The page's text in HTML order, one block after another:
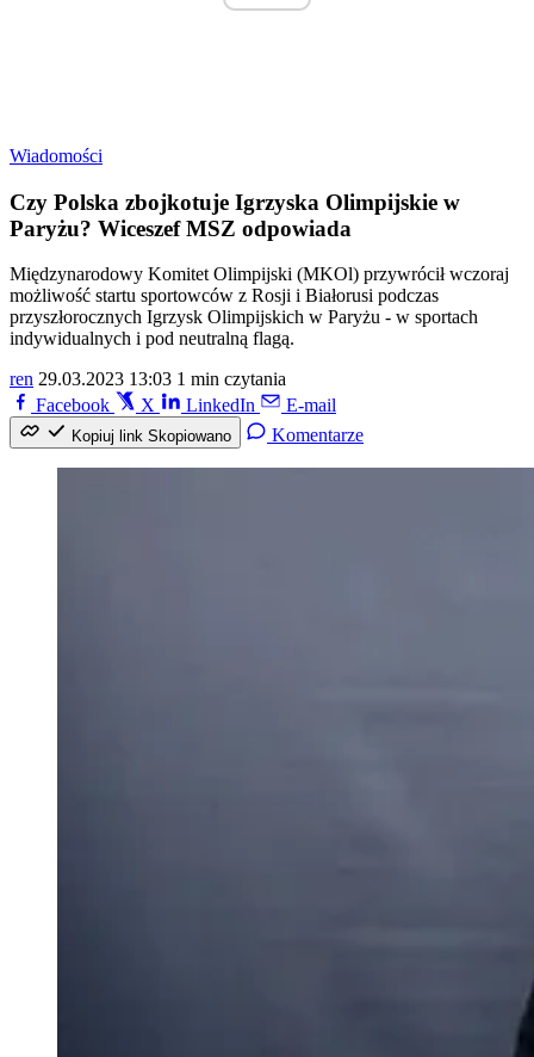
Wiadomości
Czy Polska zbojkotuje Igrzyska Olimpijskie w
Paryżu? Wiceszef MSZ odpowiada
Międzynarodowy Komitet Olimpijski (MKOl) przywrócił wczoraj
możliwość startu sportowców z Rosji i Białorusi podczas
przyszłorocznych Igrzysk Olimpijskich w Paryżu - w sportach
indywidualnych i pod neutralną flagą.
ren 29.03.2023 13:03 1 min czytania
Facebook
X LinkedIn E-mail
Kopiuj link Skopiowano Komentarze